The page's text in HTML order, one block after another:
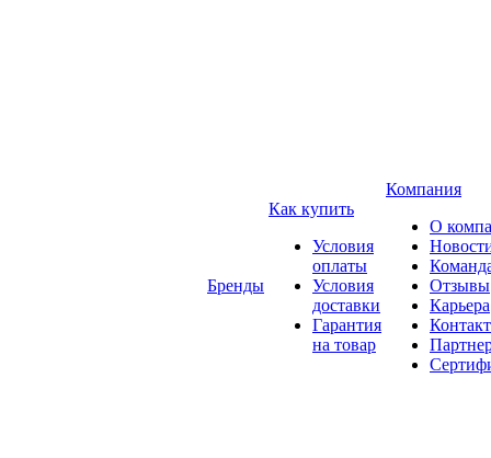
Бренды
Как купить
Условия
оплаты
Условия
доставки
Гарантия
на товар
Компания
О
Отзывы
Карьера